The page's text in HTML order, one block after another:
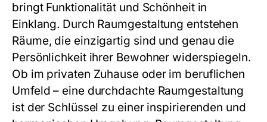
bringt Funktionalität und Schönheit in
Einklang. Durch Raumgestaltung entstehen
Räume, die einzigartig sind und genau die
Persönlichkeit ihrer Bewohner widerspiegeln.
Ob im privaten Zuhause oder im beruflichen
Umfeld – eine durchdachte Raumgestaltung
ist der Schlüssel zu einer inspirierenden und